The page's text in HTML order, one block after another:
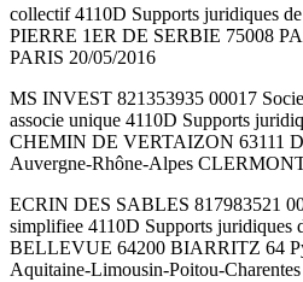
collectif 4110D Supports juridiques
PIERRE 1ER DE SERBIE 75008
PARIS 20/05/2016
MS INVEST 821353935 00017
associe unique 4110D Supports
CHEMIN DE VERTAIZON 63111
Auvergne-Rhône-Alpes
ECRIN DES SABLES 817983521
simplifiee 4110D Supports juridiques
BELLEVUE 64200 BIARRITZ 64
Aquitaine-Limousin-Poitou-